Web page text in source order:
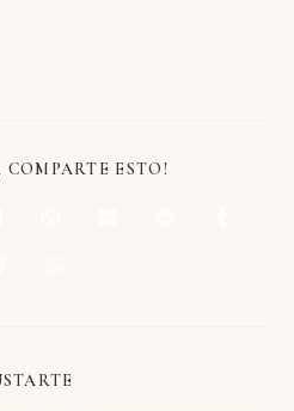
COMPARTE ESTO!